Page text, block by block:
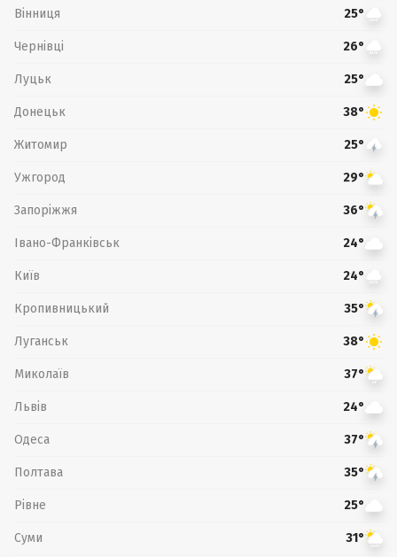
Вінниця 25°
Чернівці 26°
Луцьк 25°
Донецьк 38°
Житомир 25°
Ужгород 29°
Запоріжжя 36°
Івано-Франківськ 24°
Київ 24°
Кропивницький 35°
Луганськ 38°
Миколаїв 37°
Львів 24°
Одеса 37°
Полтава 35°
Рівне 25°
Суми 31°